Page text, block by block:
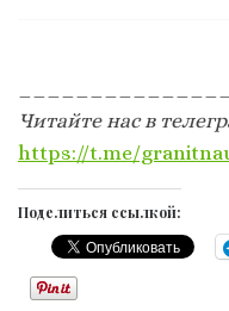
Читайте нас в
https://t.me/
Поделиться ссылкой: